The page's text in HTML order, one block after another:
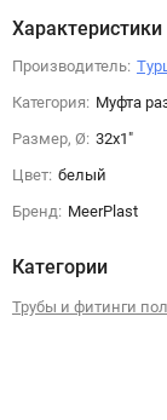
Характеристики
Производитель:
Категория: Муфта
Размер, Ø: 32х1"
Цвет: белый
Бренд: MeerPlast
Категории
Трубы и фитинги